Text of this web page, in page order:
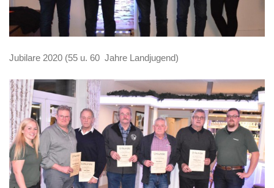
Jubilare 2020 (55 u. 60 Jahre Landjugend)